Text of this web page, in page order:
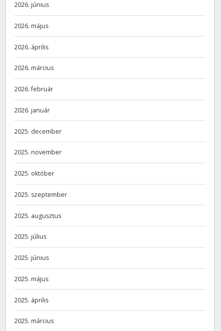
2026. június
2026. május
2026. április
2026. március
2026. február
2026. január
2025. december
2025. november
2025. október
2025. szeptember
2025. augusztus
2025. július
2025. június
2025. május
2025. április
2025. március